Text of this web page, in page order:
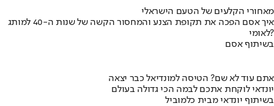
מאחורי הקלעים של הטעם הישראלי
איך אסם הפכה את תקופת הצנע והמחסור הקשה של שנות ה-40 למותג
לאומי?
בשיתוף אסם
אתם עוד לא שם? הטיסה למונדיאל כבר יצאה
יונדאי לוקחת אתכם לבמה הכי גדולה בעולם
בשיתוף יונדאי מבית כלמוביל